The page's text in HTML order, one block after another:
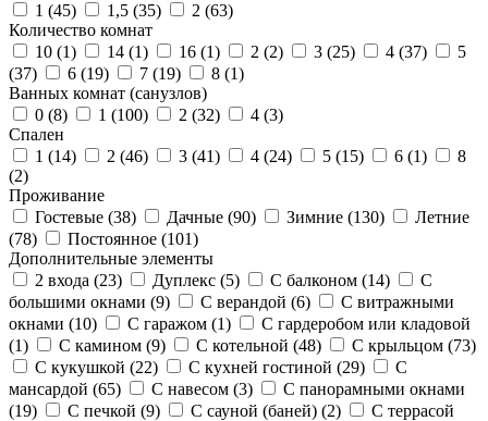
1 (45) 1,5 (35) 2 (63)
Количество комнат
10 (1) 14 (1) 16 (1) 2 (2) 3 (25) 4 (37)
5
(37) 6 (19) 7 (19) 8 (1)
Ванных комнат (санузлов)
0 (8) 1 (100) 2 (32) 4 (3)
Спален
1 (14) 2 (46) 3 (41) 4 (24) 5 (15) 6 (1)
8
(2)
Проживание
Гостевые (38) Дачные (90) Зимние (130)
Летние
(78) Постоянное (101)
Дополнительные элементы
2 входа (23) Дуплекс (5) С балконом (14)
С
большими окнами (9) С верандой (6)
С витражными
окнами (10) С гаражом (1)
С гардеробом или кладовой
(1) С камином (9) С котельной (48) С крыльцом (73)
С кукушкой (22) С кухней гостиной (29)
С
мансардой (65) С навесом (3)
С панорамными окнами
(19) С печкой (9) С сауной (баней) (2)
С террасой